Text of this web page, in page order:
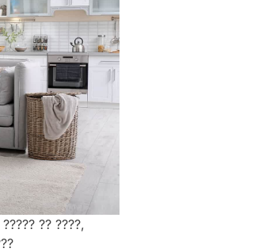
?? ????,